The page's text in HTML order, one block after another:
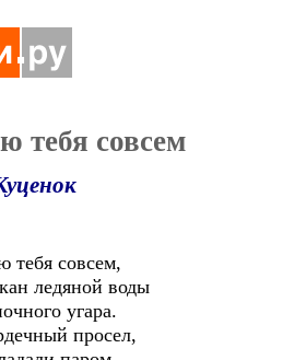
тебя совсем
тебя совсем,
ледяной воды
угара.
просел,